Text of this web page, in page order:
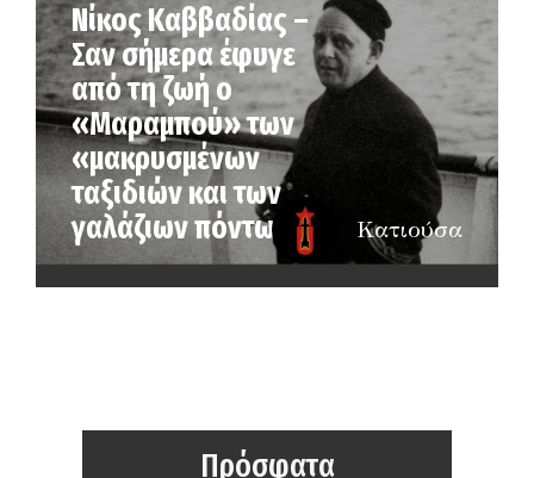
Νίκος Καββαδίας –
Σαν σήμερα έφυγε
από τη ζωή ο
«Μαραμπού» των
«μακρυσμένων
ταξιδιών και των
γαλάζιων πόντων»
Κατιούσα
Πρόσφατα